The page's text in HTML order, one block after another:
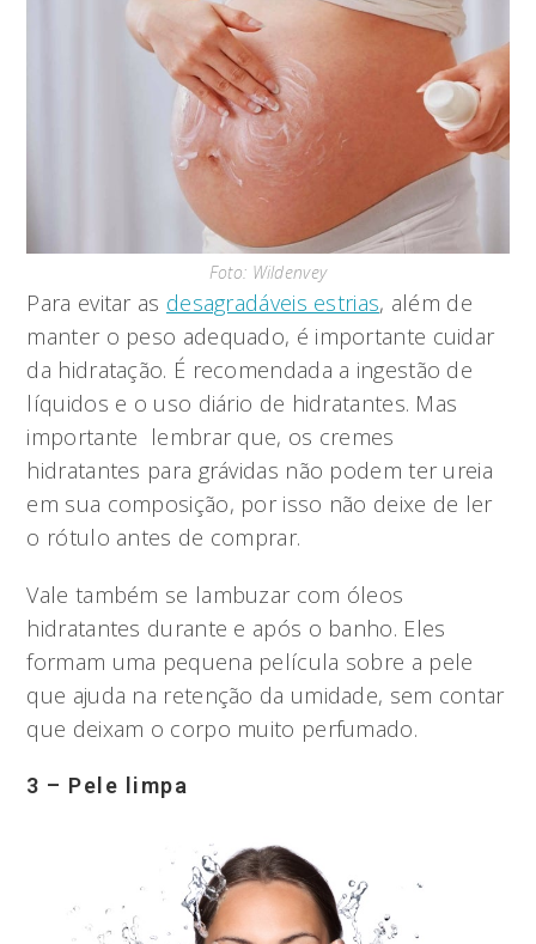
Foto: Wildenvey
Para evitar as desagradáveis estrias, além de
manter o peso adequado, é importante cuidar
da hidratação. É recomendada a ingestão de
líquidos e o uso diário de hidratantes. Mas
importante lembrar que, os cremes
hidratantes para grávidas não podem ter ureia
em sua composição, por isso não deixe de ler
o rótulo antes de comprar.
Vale também se lambuzar com óleos
hidratantes durante e após o banho. Eles
formam uma pequena película sobre a pele
que ajuda na retenção da umidade, sem contar
que deixam o corpo muito perfumado.
3 – Pele limpa